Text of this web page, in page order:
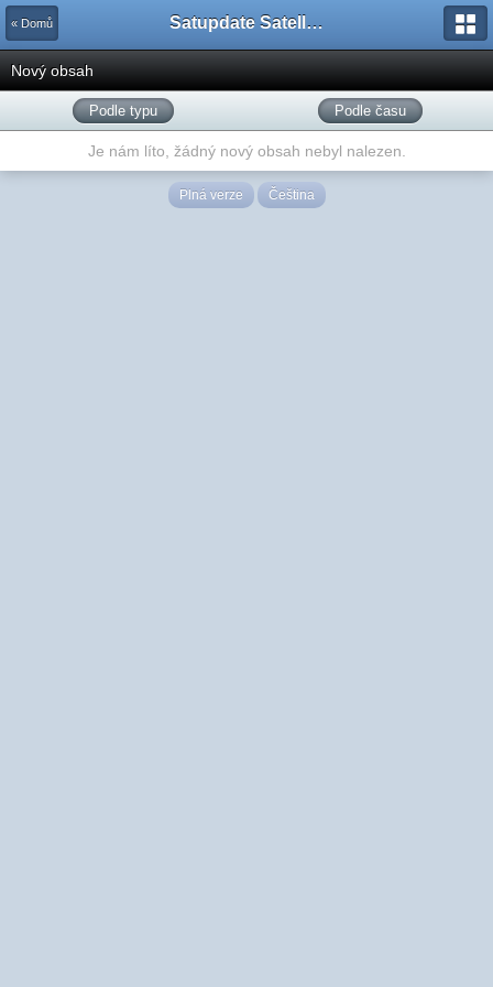
« Domů Satupdate Satellite Support Project
Nový obsah
Podle typu Podle času
Je nám líto, žádný nový obsah nebyl nalezen.
Plná verze Čeština